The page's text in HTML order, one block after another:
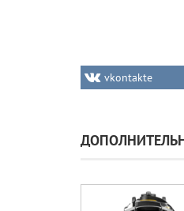
vkontakte